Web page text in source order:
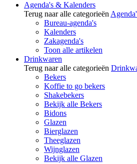
Agenda's & Kalenders
Terug naar alle categorieën
Bureau-agenda's
Kalenders
Zakagenda's
Toon alle artikelen
Drinkwaren
Terug naar alle categorieën
Bekers
Koffie to go bekers
Shakebekers
Bekijk alle Bekers
Bidons
Glazen
Bierglazen
Theeglazen
Wijnglazen
Bekijk alle Glazen